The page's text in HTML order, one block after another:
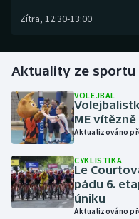
Gymnastika
Házená
Jezdectví
Judo
Krasobruslení
Zítra, 12:30-13:00
Aktuality ze sportu
VOLEJBAL
ME
Aktualizováno
CYKLISTIKA
Le
pádu 6.
úniku
Aktualizováno